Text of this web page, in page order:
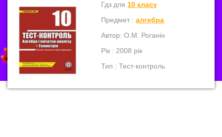
Гдз для 10 класу
Предмет :алгебра
Автор: О.М. Роганін
Рік : 2008 рік
Тип : Тест-контроль